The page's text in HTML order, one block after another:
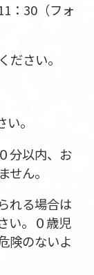
：30（フォ
ださい。
。
分以内、お
ん。
れる場合は
い。０歳児
険のないよ